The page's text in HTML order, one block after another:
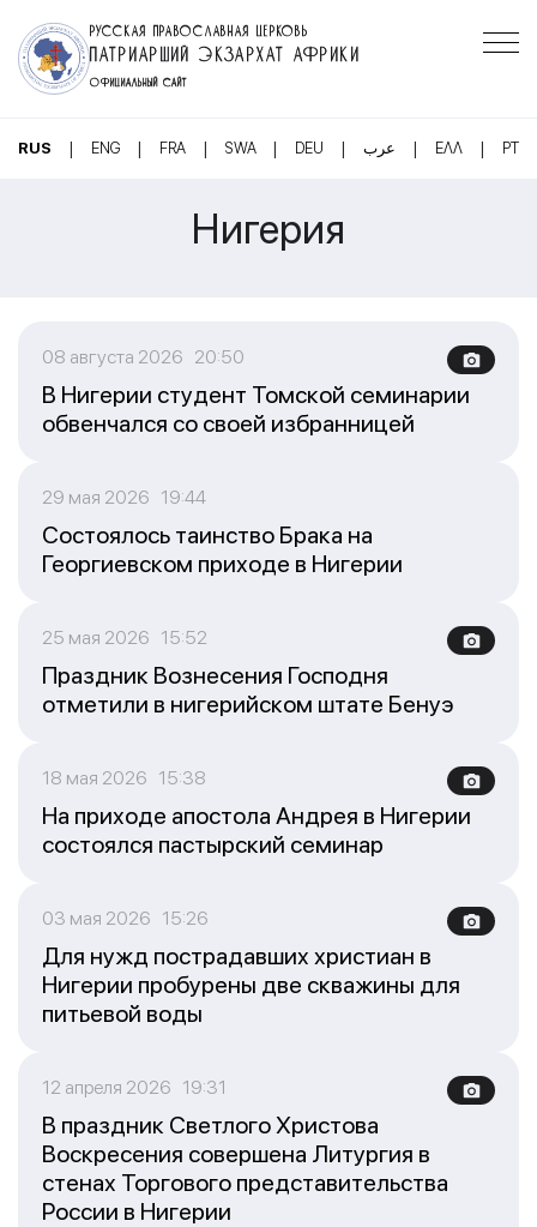
РУССКАЯ ПРАВОСЛАВНАЯ ЦЕРКОВЬ
ПАТРИАРШИЙ ЭКЗАРХАТ АФРИКИ
ОФИЦИАЛЬНЫЙ САЙТ
RUS | ENG | FRA | SWA | DEU | عرب | ΕΛΛ | PT
Нигерия
08 августа 2026 20:50
В Нигерии студент Томской семинарии
обвенчался со своей избранницей
29 мая 2026 19:44
Состоялось таинство Брака на
Георгиевском приходе в Нигерии
25 мая 2026 15:52
Праздник Вознесения Господня
отметили в нигерийском штате Бенуэ
18 мая 2026 15:38
На приходе апостола Андрея в Нигерии
состоялся пастырский семинар
03 мая 2026 15:26
Для нужд пострадавших христиан в
Нигерии пробурены две скважины для
питьевой воды
12 апреля 2026 19:31
В праздник Светлого Христова
Воскресения совершена Литургия в
стенах Торгового представительства
России в Нигерии